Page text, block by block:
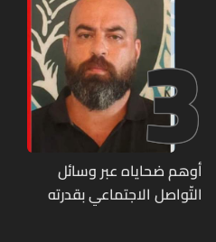
3
أوهم ضحاياه عبر وسائل
التّواصل الاجتماعي بقدرته